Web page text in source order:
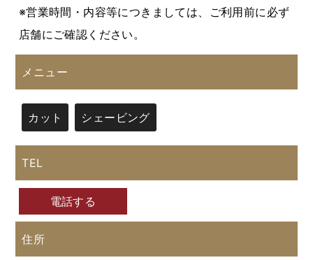
※営業時間・内容等につきましては、ご利用前に必ず
店舗にご確認ください。
メニュー
カット シェービング
TEL
電話する
住所